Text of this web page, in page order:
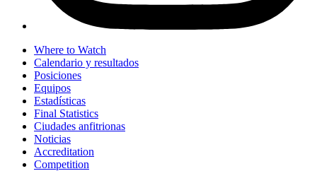
Where to Watch
Calendario y resultados
Posiciones
Equipos
Estadísticas
Final Statistics
Ciudades anfitrionas
Noticias
Accreditation
Competition